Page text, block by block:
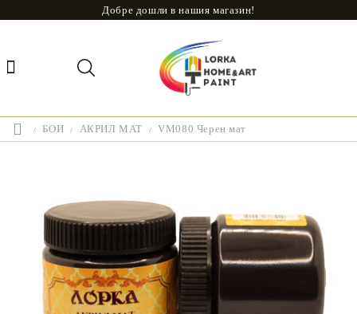
Добре дошли в нашия магазин!
БОИ АКРИЛ МАТ VM080 Черен мат